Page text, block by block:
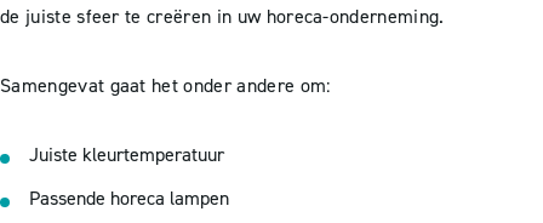
de juiste sfeer te creëren in uw horeca-onderneming.
Samengevat gaat het onder andere om:
Juiste kleurtemperatuur
Passende horeca lampen